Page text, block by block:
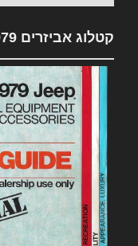
קטלוג אביזרים 1979 Jeep